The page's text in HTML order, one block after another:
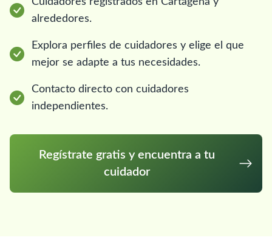
alrededores.
Explora perfiles de cuidadores y elige el que
mejor se adapte a tus necesidades.
Contacto directo con cuidadores
independientes.
Regístrate gratis y encuentra a tu
cuidador